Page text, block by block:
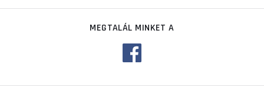
MEGTALÁL MINKET A